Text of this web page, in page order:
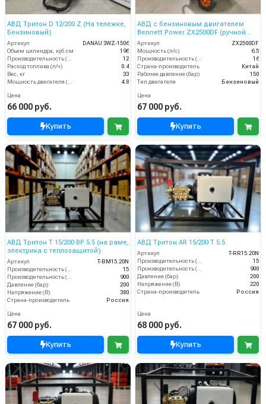
АВД Тритон D 12/200 Z (На тележке,
Бензиновый)
Артикул
DANAU 3WZ-1506
Объем цилиндра, куб.см
196
Производительность (л/мин)
12
Расход топлива (л/ч)
0.4
Вес, кг
33
Мощность двигателя (кВт)
4.8
Цена
66 000 руб.
Купить
АВД с бензиновым двигателем
Bennett Power ZX2500DF (ручной
стартер)
Артикул
ZX2500DF
Мощность (л/с)
6.5
Производительность (л/мин)
16
Страна-производитель
Китай
Рабочее давление (бар)
150
Тип двигателя
Бензиновый
Цена
67 000 руб.
Купить
АВД Тритон T 15/200 ВР 5.5 (на раме,
электрика с теплозащитой)
Артикул
T-BM15.20N
Производительность (л/мин)
15
Производительность (л/ч)
900
Давление (бар)
200
Напряжение (В)
380
Страна-производитель
Россия
Цена
67 000 руб.
Купить
АВД Тритон AR 15/200 T 5.5
Артикул
T-RR15.20N
Производительность (л/мин)
15
Производительность (л/ч)
900
Давление (бар)
200
Напряжение (В)
220
Страна-производитель
Россия
Цена
68 000 руб.
Купить